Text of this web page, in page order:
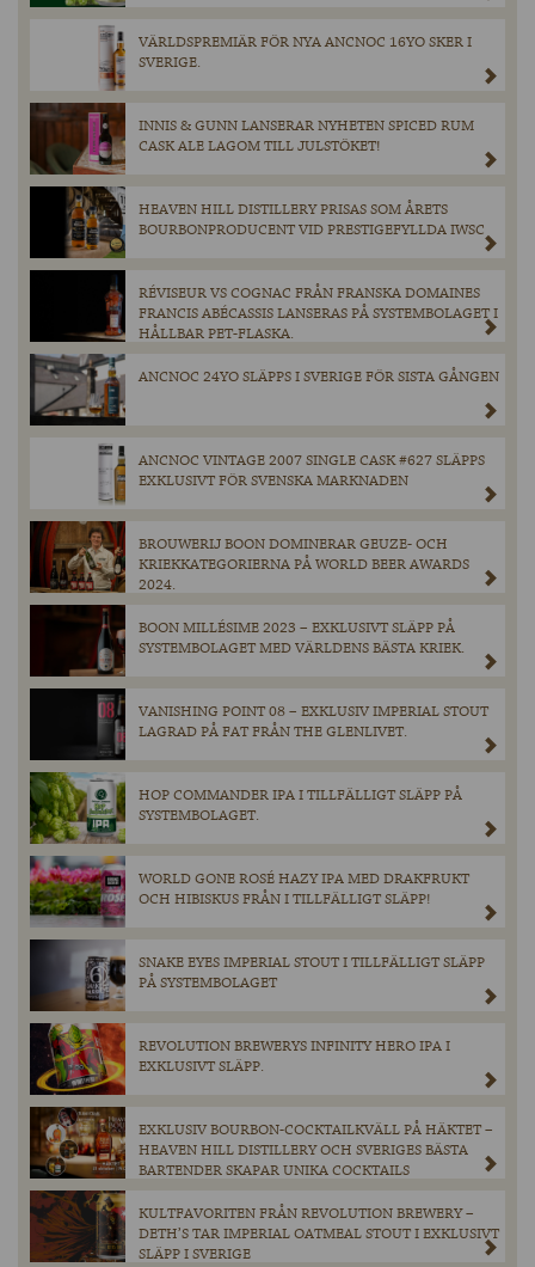
VÄRLDSPREMIÄR FÖR NYA ANCNOC 16YO SKER I
SVERIGE.
INNIS & GUNN LANSERAR NYHETEN SPICED RUM
CASK ALE LAGOM TILL JULSTÖKET!
HEAVEN HILL DISTILLERY PRISAS SOM ÅRETS
BOURBONPRODUCENT VID PRESTIGEFYLLDA IWSC
RÉVISEUR VS COGNAC FRÅN FRANSKA DOMAINES
FRANCIS ABÉCASSIS LANSERAS PÅ SYSTEMBOLAGET I
HÅLLBAR PET-FLASKA.
ANCNOC 24YO SLÄPPS I SVERIGE FÖR SISTA GÅNGEN
ANCNOC VINTAGE 2007 SINGLE CASK #627 SLÄPPS
EXKLUSIVT FÖR SVENSKA MARKNADEN
BROUWERIJ BOON DOMINERAR GEUZE- OCH
KRIEKKATEGORIERNA PÅ WORLD BEER AWARDS
2024.
BOON MILLÉSIME 2023 – EXKLUSIVT SLÄPP PÅ
SYSTEMBOLAGET MED VÄRLDENS BÄSTA KRIEK.
VANISHING POINT 08 – EXKLUSIV IMPERIAL STOUT
LAGRAD PÅ FAT FRÅN THE GLENLIVET.
HOP COMMANDER IPA I TILLFÄLLIGT SLÄPP PÅ
SYSTEMBOLAGET.
WORLD GONE ROSÉ HAZY IPA MED DRAKFRUKT
OCH HIBISKUS FRÅN I TILLFÄLLIGT SLÄPP!
SNAKE EYES IMPERIAL STOUT I TILLFÄLLIGT SLÄPP
PÅ SYSTEMBOLAGET
REVOLUTION BREWERYS INFINITY HERO IPA I
EXKLUSIVT SLÄPP.
EXKLUSIV BOURBON-COCKTAILKVÄLL PÅ HÄKTET –
HEAVEN HILL DISTILLERY OCH SVERIGES BÄSTA
BARTENDER SKAPAR UNIKA COCKTAILS
KULTFAVORITEN FRÅN REVOLUTION BREWERY –
DETH’S TAR IMPERIAL OATMEAL STOUT I EXKLUSIVT
SLÄPP I SVERIGE